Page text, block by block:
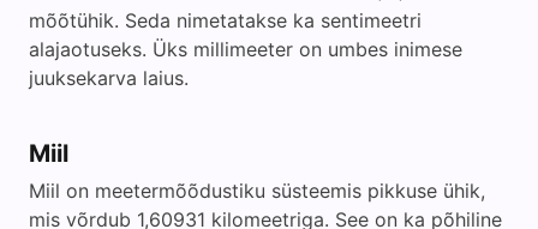
mõõtühik. Seda nimetatakse ka sentimeetri
alajaotuseks. Üks millimeeter on umbes inimese
juuksekarva laius.
Miil
Miil on meetermõõdustiku süsteemis pikkuse ühik,
mis võrdub 1,60931 kilomeetriga. See on ka põhiline